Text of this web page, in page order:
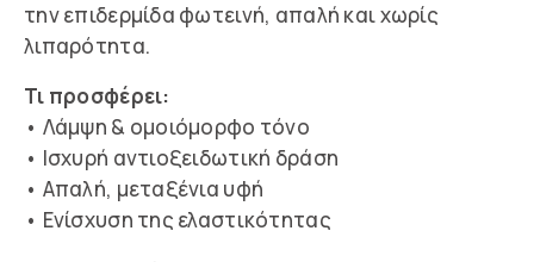
την επιδερμίδα φωτεινή, απαλή και χωρίς
λιπαρότητα.
Τι προσφέρει:
• Λάμψη & ομοιόμορφο τόνο
• Ισχυρή αντιοξειδωτική δράση
• Απαλή, μεταξένια υφή
• Ενίσχυση της ελαστικότητας